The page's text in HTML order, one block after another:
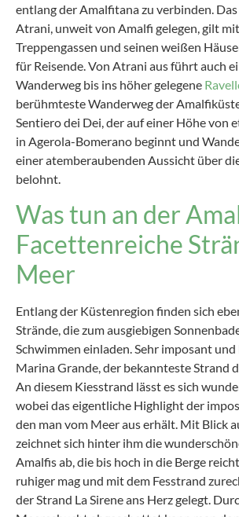
entlang der Amalfitana zu verbinden.
Atrani, unweit von Amalfi gelegen, gilt
Treppengassen und seinen weißen
für Reisende. Von Atrani aus führt auch
Wanderweg bis ins höher gelegene
berühmteste Wanderweg der
Sentiero dei Dei, der auf einer Höhe von
in Agerola-Bomerano beginnt und
einer atemberaubenden Aussicht über
belohnt.
Was tun an der
Facettenreiche
Meer
Entlang der Küstenregion finden sich
Strände, die zum ausgiebigen
Schwimmen einladen. Sehr imposant
Marina Grande, der bekannteste Strand
An diesem Kiesstrand lässt es sich
wobei das eigentliche Highlight der
den man vom Meer aus erhält. Mit Blick
zeichnet sich hinter ihm die
Amalfis ab, die bis hoch in die Berge
ruhiger mag und mit dem Fesstrand
der Strand La Sirene ans Herz gelegt.